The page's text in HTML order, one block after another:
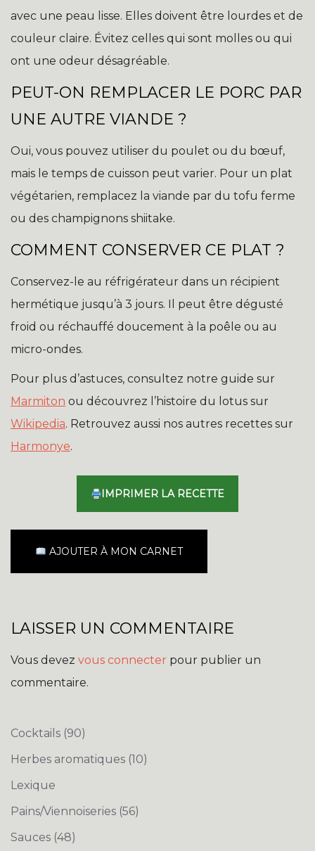
avec une peau lisse. Elles doivent être lourdes et de
couleur claire. Évitez celles qui sont molles ou qui
ont une odeur désagréable.
PEUT-ON REMPLACER LE PORC PAR
UNE AUTRE VIANDE ?
Oui, vous pouvez utiliser du poulet ou du bœuf,
mais le temps de cuisson peut varier. Pour un plat
végétarien, remplacez la viande par du tofu ferme
ou des champignons shiitake.
COMMENT CONSERVER CE PLAT ?
Conservez-le au réfrigérateur dans un récipient
hermétique jusqu’à 3 jours. Il peut être dégusté
froid ou réchauffé doucement à la poêle ou au
micro-ondes.
Pour plus d’astuces, consultez notre guide sur
Marmiton ou découvrez l’histoire du lotus sur
Wikipedia. Retrouvez aussi nos autres recettes sur
Harmonye.
IMPRIMER LA RECETTE
AJOUTER À MON CARNET
LAISSER UN COMMENTAIRE
Vous devez vous connecter pour publier un
commentaire.
Cocktails (90)
Herbes aromatiques (10)
Lexique
Pains/Viennoiseries (56)
Sauces (48)